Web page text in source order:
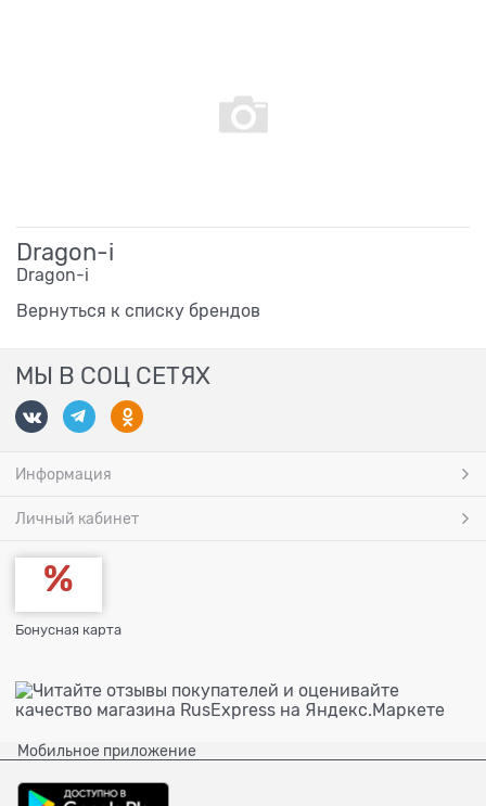
Dragon-i
Dragon-i
Вернуться к списку брендов
МЫ В СОЦ СЕТЯХ
Информация
Личный кабинет
Бонусная карта
Мобильное приложение